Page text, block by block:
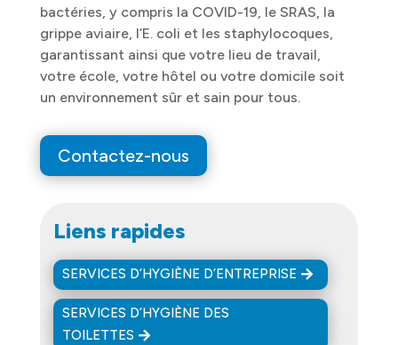
bactéries, y compris la COVID-19, le SRAS, la
grippe aviaire, l’E. coli et les staphylocoques,
garantissant ainsi que votre lieu de travail,
votre école, votre hôtel ou votre domicile soit
un environnement sûr et sain pour tous.
Contactez-nous
Liens rapides
SERVICES D’HYGIÈNE D’ENTREPRISE
SERVICES D’HYGIÈNE DES
TOILETTES